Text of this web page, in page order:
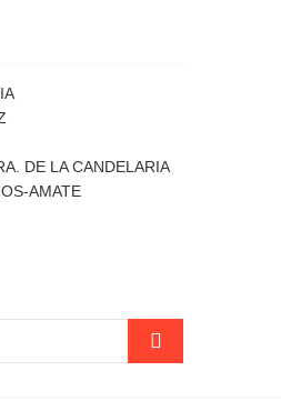
DE LA CANDELARIA
AMATE
Buscar